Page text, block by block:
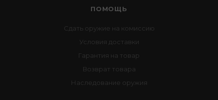
ПОМОЩЬ
Сдать оружие на комиссию
Условия доставки
Гарантия на товар
Возврат товара
Наследование оружия